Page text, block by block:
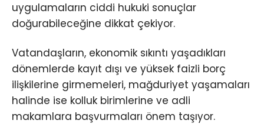
uygulamaların ciddi hukuki sonuçlar
doğurabileceğine dikkat çekiyor.
Vatandaşların, ekonomik sıkıntı yaşadıkları
dönemlerde kayıt dışı ve yüksek faizli borç
ilişkilerine girmemeleri, mağduriyet yaşamaları
halinde ise kolluk birimlerine ve adli
makamlara başvurmaları önem taşıyor.